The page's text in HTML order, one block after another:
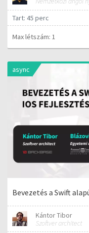
Tart: 45 perc
Max létszám: 1
async
Bevezetés a Swift
Kántor Tibor
Szoftver architect